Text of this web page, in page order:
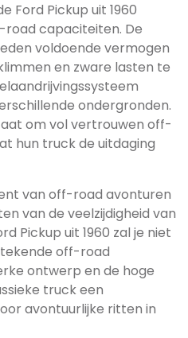
Ford Pickup uit 1960
road capaciteiten. De
voldoende vermogen
en zware lasten te
ondergronden.
om vol vertrouwen off-
hun truck de uitdaging
van off-road avonturen
van de veelzijdigheid van
Pickup uit 1960 zal je niet
off-road
ontwerp en de hoge
truck een
avontuurlijke ritten in